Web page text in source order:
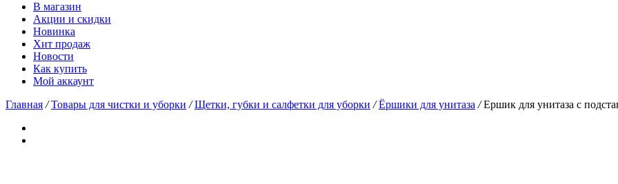
В магазин
Акции и скидки
Новинка
Хит продаж
Новости
Как купить
Мой аккаунт
Главная / Товары для чистки и уборки / Щетки, губки и салфетки для уборки / Ёршики для унитаза /Ершик для унитаза с